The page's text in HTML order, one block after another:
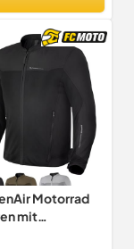
Motorrad
mit
AirForce